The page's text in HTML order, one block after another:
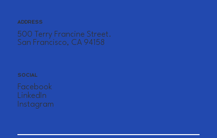
ADDRESS
500 Terry Francine Street.
San Francisco, CA 94158
SOCIAL
Facebook
LinkedIn
Instagram